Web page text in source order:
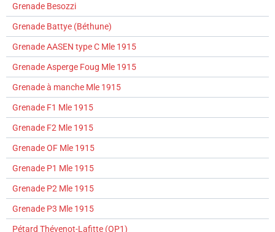
Grenade Besozzi
Grenade Battye (Béthune)
Grenade AASEN type C Mle 1915
Grenade Asperge Foug Mle 1915
Grenade à manche Mle 1915
Grenade F1 Mle 1915
Grenade F2 Mle 1915
Grenade OF Mle 1915
Grenade P1 Mle 1915
Grenade P2 Mle 1915
Grenade P3 Mle 1915
Pétard Thévenot-Lafitte (OP1)